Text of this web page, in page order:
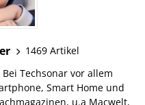
1469 Artikel
Techsonar vor allem
Smart Home und
u.a Macwelt,